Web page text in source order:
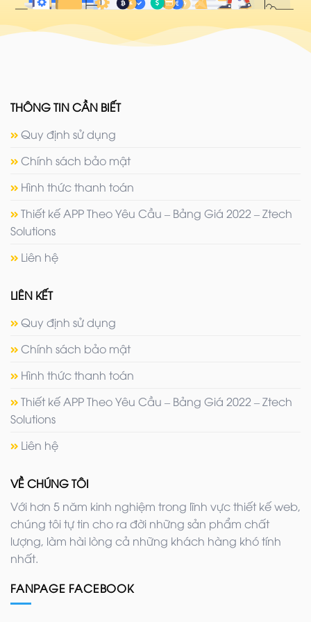
THÔNG TIN CẦN BIẾT
Quy định sử dụng
Chính sách bảo mật
Hình thức thanh toán
Thiết kế APP Theo Yêu Cầu – Bảng Giá 2022 – Ztech
Solutions
Liên hệ
LIÊN KẾT
Quy định sử dụng
Chính sách bảo mật
Hình thức thanh toán
Thiết kế APP Theo Yêu Cầu – Bảng Giá 2022 – Ztech
Solutions
Liên hệ
VỀ CHÚNG TÔI
Với hơn 5 năm kinh nghiệm trong lĩnh vực thiết kế web,
chúng tôi tự tin cho ra đời những sản phẩm chất
lượng, làm hài lòng cả những khách hàng khó tính
nhất.
FANPAGE FACEBOOK